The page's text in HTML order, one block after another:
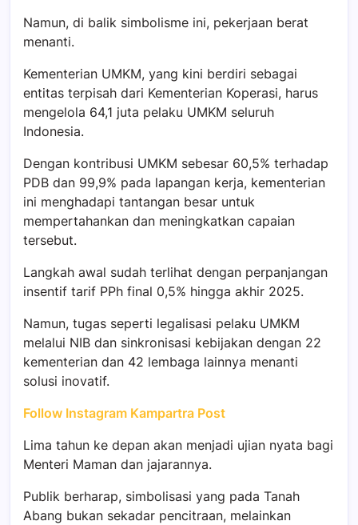
Namun, di balik simbolisme ini, pekerjaan berat
menanti.
Kementerian UMKM, yang kini berdiri sebagai
entitas terpisah dari Kementerian Koperasi, harus
mengelola 64,1 juta pelaku UMKM seluruh
Indonesia.
Dengan kontribusi UMKM sebesar 60,5% terhadap
PDB dan 99,9% pada lapangan kerja, kementerian
ini menghadapi tantangan besar untuk
mempertahankan dan meningkatkan capaian
tersebut.
Langkah awal sudah terlihat dengan perpanjangan
insentif tarif PPh final 0,5% hingga akhir 2025.
Namun, tugas seperti legalisasi pelaku UMKM
melalui NIB dan sinkronisasi kebijakan dengan 22
kementerian dan 42 lembaga lainnya menanti
solusi inovatif.
Follow Instagram Kampartra Post
Lima tahun ke depan akan menjadi ujian nyata bagi
Menteri Maman dan jajarannya.
Publik berharap, simbolisasi yang pada Tanah
Abang bukan sekadar pencitraan, melainkan